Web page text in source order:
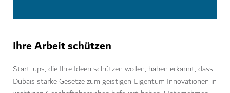
Ihre Arbeit schützen
Start-ups, die Ihre Ideen schützen wollen, haben erkannt, dass
Dubais starke Gesetze zum geistigen Eigentum Innovationen in